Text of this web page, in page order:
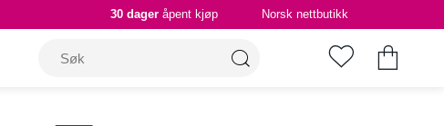
30 dager åpent kjøp Norsk nettbutikk